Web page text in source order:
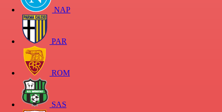
NAP
PAR
ROM
SAS